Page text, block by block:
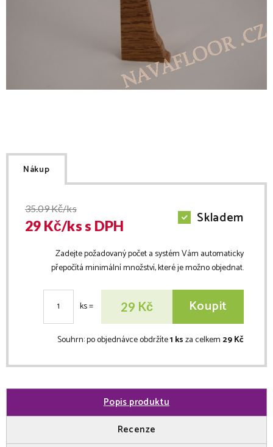
Nákup
35.09Kč/ks
29 Kč/kss DPH Skladem
Zadejte požadovaný počet a systém Vám automaticky
přepočítá minimální množství, které je možno objednat.
ks= 29 Kč Koupit
Souhrn:po objednávce obdržíte1 ksza celkem 29 Kč
Popis produktu
Recenze